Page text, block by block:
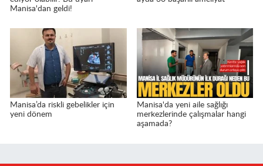
Manisa'dan geldi!
Manisa’da riskli gebelikler için
yeni dönem
Manisa'da yeni aile sağlığı
merkezlerinde çalışmalar hangi
aşamada?